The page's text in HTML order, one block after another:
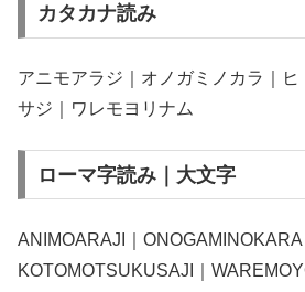
カタカナ読み
アニモアラジ｜オノガミノカラ｜ヒ
サジ｜ワレモヨリナム
ローマ字読み｜大文字
ANIMOARAJI｜ONOGAMINOKARA
KOTOMOTSUKUSAJI｜